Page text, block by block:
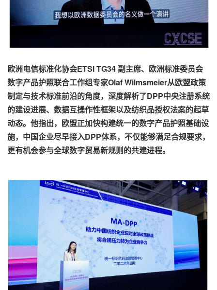
欧洲电信标准化协会ETSI TG34 副主席、欧洲标准委员会
数字产品护照联合工作组专家Olaf Wilmsmeier从欧盟政策
制定与技术标准前沿的角度，深度解析了DPP中央注册系统
的建设进展、数据互操作性框架以及纺织品授权法案的起草
动态。他指出，欧盟正加快构建统一的数字产品护照基础设
施，中国企业尽早接入DPP体系，不仅能够满足合规要求，
更有机会参与全球数字贸易新规则的共建进程。